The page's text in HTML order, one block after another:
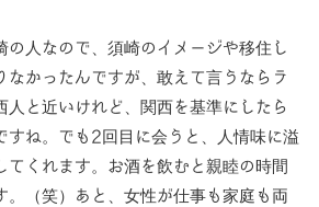
の人なので、須崎のイメージや移住し
なかったんですが、敢えて言うならラ
人と近いけれど、関西を基準にしたら
すね。でも2回目に会うと、人情味に溢
てくれます。お酒を飲むと親睦の時間
。（笑）あと、女性が仕事も家庭も両